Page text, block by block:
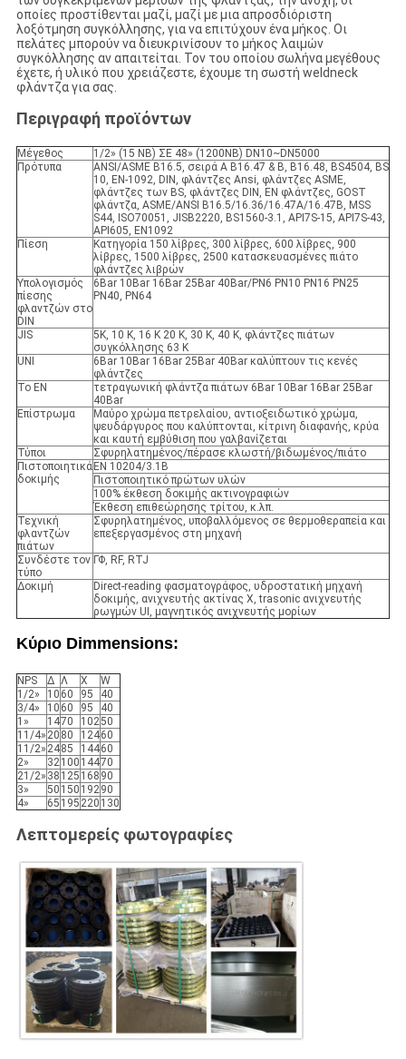
οποίες προστίθενται μαζί, μαζί με μια απροσδιόριστη
λοξότμηση συγκόλλησης, για να επιτύχουν ένα μήκος. Οι
πελάτες μπορούν να διευκρινίσουν το μήκος λαιμών
συγκόλλησης αν απαιτείται. Τον του οποίου σωλήνα μεγέθους
έχετε, ή υλικό που χρειάζεστε, έχουμε τη σωστή weldneck
φλάντζα για σας.
Περιγραφή προϊόντων
Μέγεθος
1/2» (15 NB) ΣΕ 48» (1200NB) DN10~DN5000
Πρότυπα
ANSI/ASME B16.5, σειρά Α B16.47 & Β, B16.48, BS4504, BS
10, EN-1092, DIN, φλάντζες Ansi, φλάντζες ASME,
φλάντζες των BS, φλάντζες DIN, EN φλάντζες, GOST
φλάντζα, ASME/ANSI B16.5/16.36/16.47A/16.47B, MSS
S44, ISO70051, JISB2220, BS1560-3.1, API7S-15, API7S-43,
API605, EN1092
Πίεση
Κατηγορία 150 λίβρες, 300 λίβρες, 600 λίβρες, 900
λίβρες, 1500 λίβρες, 2500 κατασκευασμένες πιάτο
φλάντζες λιβρών
Υπολογισμός
πίεσης
φλαντζών στο
DIN
6Bar 10Bar 16Bar 25Bar 40Bar/PN6 PN10 PN16 PN25
PN40, PN64
JIS
5K, 10 Κ, 16 Κ 20 Κ, 30 Κ, 40 Κ, φλάντζες πιάτων
συγκόλλησης 63 Κ
UNI
6Bar 10Bar 16Bar 25Bar 40Bar καλύπτουν τις κενές
φλάντζες
Το EN
τετραγωνική φλάντζα πιάτων 6Bar 10Bar 16Bar 25Bar
40Bar
Επίστρωμα
Μαύρο χρώμα πετρελαίου, αντιοξειδωτικό χρώμα,
ψευδάργυρος που καλύπτονται, κίτρινη διαφανής, κρύα
και καυτή εμβύθιση που γαλβανίζεται
Τύποι
Σφυρηλατημένος/πέρασε κλωστή/βιδωμένος/πιάτο
Πιστοποιητικά
δοκιμής
EN 10204/3.1B
Πιστοποιητικό πρώτων υλών
100% έκθεση δοκιμής ακτινογραφιών
Έκθεση επιθεώρησης τρίτου, κ.λπ.
Τεχνική
φλαντζών
πιάτων
Σφυρηλατημένος, υποβαλλόμενος σε θερμοθεραπεία και
επεξεργασμένος στη μηχανή
Συνδέστε τον
τύπο
ΓΦ, RF, RTJ
Δοκιμή
Direct-reading φασματογράφος, υδροστατική μηχανή
δοκιμής, ανιχνευτής ακτίνας X, trasonic ανιχνευτής
ρωγμών UI, μαγνητικός ανιχνευτής μορίων
Κύριο Dimmensions:
NPS Δ Λ Χ
W
1/2»
10 60 95
40
3/4»
10 60 95
40
1»
1470 10250
11/4» 20 80 12460
11/2» 2485 14460
2»
32100 14470
21/2» 38 125 168 90
3»
50 150 19290
4»
65 195 220 130
Λεπτομερείς φωτογραφίες